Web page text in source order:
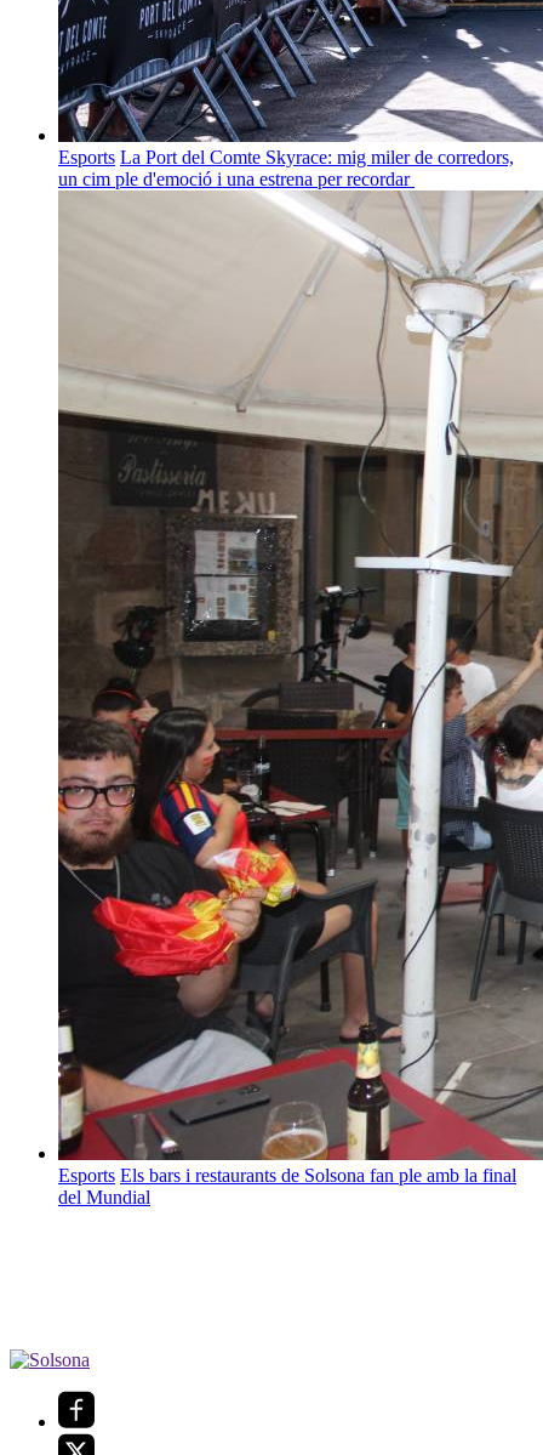
Esports La Port del Comte Skyrace: mig miler de corredors,
un cim ple d'emoció i una estrena per recordar
Esports Els bars i restaurants de Solsona fan ple amb la final
del Mundial